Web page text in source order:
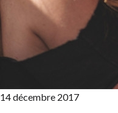
14 décembre 2017